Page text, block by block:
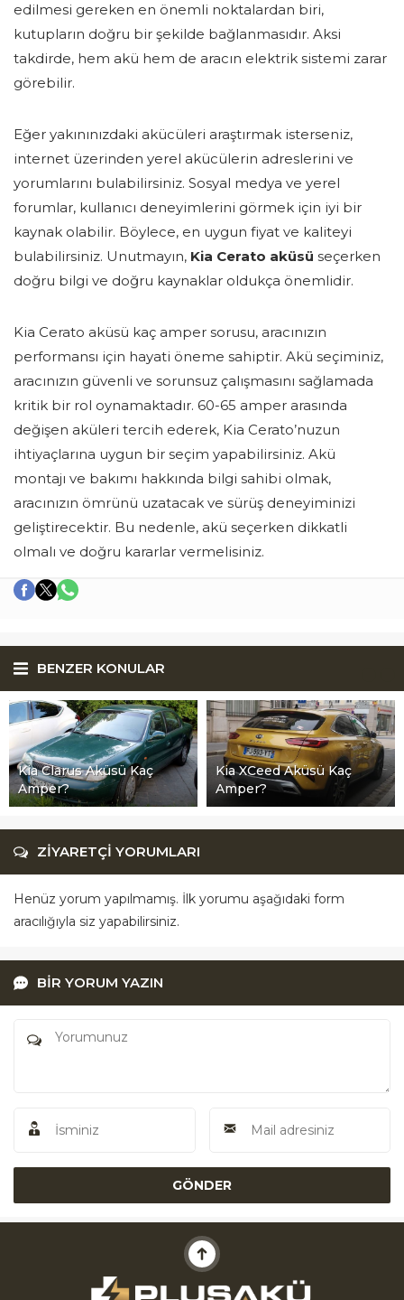
edilmesi gereken en önemli noktalardan biri,
kutupların doğru bir şekilde bağlanmasıdır. Aksi
takdirde, hem akü hem de aracın elektrik sistemi zarar
görebilir.
Eğer yakınınızdaki akücüleri araştırmak isterseniz,
internet üzerinden yerel akücülerin adreslerini ve
yorumlarını bulabilirsiniz. Sosyal medya ve yerel
forumlar, kullanıcı deneyimlerini görmek için iyi bir
kaynak olabilir. Böylece, en uygun fiyat ve kaliteyi
bulabilirsiniz. Unutmayın, Kia Cerato aküsü seçerken
doğru bilgi ve doğru kaynaklar oldukça önemlidir.
Kia Cerato aküsü kaç amper sorusu, aracınızın
performansı için hayati öneme sahiptir. Akü seçiminiz,
aracınızın güvenli ve sorunsuz çalışmasını sağlamada
kritik bir rol oynamaktadır. 60-65 amper arasında
değişen aküleri tercih ederek, Kia Cerato’nuzun
ihtiyaçlarına uygun bir seçim yapabilirsiniz. Akü
montajı ve bakımı hakkında bilgi sahibi olmak,
aracınızın ömrünü uzatacak ve sürüş deneyiminizi
geliştirecektir. Bu nedenle, akü seçerken dikkatli
olmalı ve doğru kararlar vermelisiniz.
BENZER KONULAR
Kia Clarus Aküsü Kaç
Amper?
Kia XCeed Aküsü Kaç
Amper?
ZİYARETÇİ YORUMLARI
Henüz yorum yapılmamış. İlk yorumu aşağıdaki form
aracılığıyla siz yapabilirsiniz.
BİR YORUM YAZIN